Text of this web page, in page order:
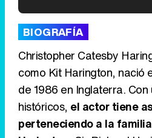
BIOGRAFÍA
Christopher Catesby
como Kit Harington, nació
de 1986 en Inglaterra.
históricos, el actor tiene
perteneciendo a la